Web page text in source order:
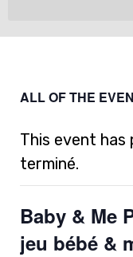
ALL OF THE
This event has
terminé.
Baby & Me
jeu bébé &